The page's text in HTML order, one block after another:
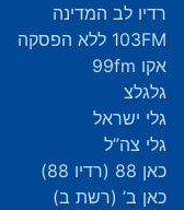
רדיו לב המדינה
103FM ללא הפסקה
אקו 99fm
גלגלצ
גלי ישראל
גלי צה”ל
כאן 88 (רדיו 88)
כאן ב’ (רשת ב)